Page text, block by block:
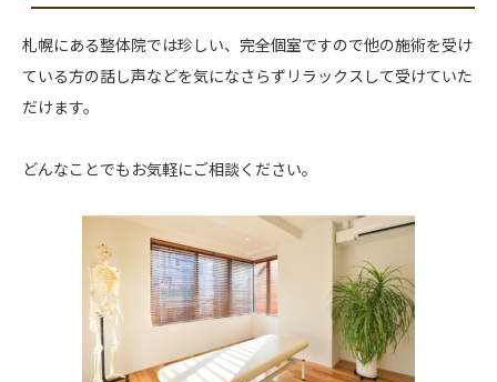
札幌にある整体院では珍しい、完全個室ですので他の施術を受け
ている方の話し声などを気になさらずリラックスして受けていた
だけます。
どんなことでもお気軽にご相談ください。